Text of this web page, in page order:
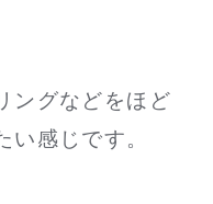
ングなどをほど
感じです。